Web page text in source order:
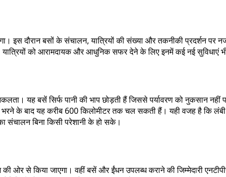
इस दौरान बसों के संचालन, यात्रियों की संख्या और तकनीकी प्रदर्शन पर
को आरामदायक और आधुनिक सफर देने के लिए इनमें कई नई सुविधाएं
यह बसें सिर्फ पानी की भाप छोड़ती हैं जिससे पर्यावरण को नुकसान नहीं
भरने के बाद यह करीब 600 किलोमीटर तक चल सकती हैं। यही वजह है कि
संचालन बिना किसी परेशानी के हो सके।
ओर से किया जाएगा। वहीं बसें और ईंधन उपलब्ध कराने की जिम्मेदारी